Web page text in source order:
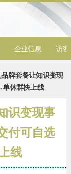
企业信息 访客
牌套餐让知识变现
单休群快上线
识变现事
付可自选
线